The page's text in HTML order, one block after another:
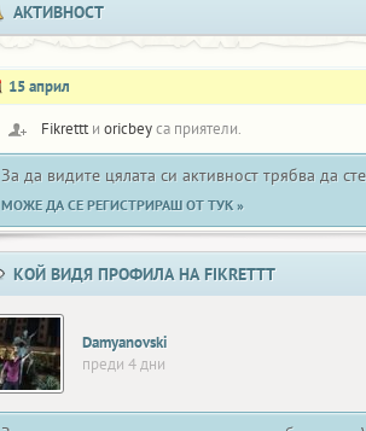
АКТИВНОСТ
15 април
Fikretttи oricbeyса приятели.
За да видите цялата си активност трябва да
МОЖЕ ДА СЕ РЕГИСТРИРАШ ОТ ТУК »
КОЙ ВИДЯ ПРОФИЛА НА FIKRETTT
Damyanovski
преди 4 дни